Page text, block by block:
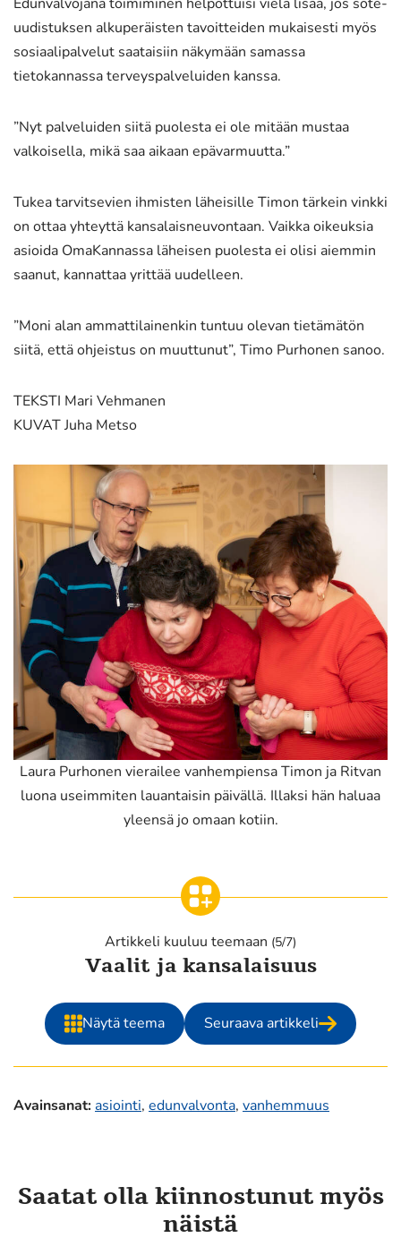
uudistuksen alkuperäisten tavoitteiden mukaisesti myös
sosiaalipalvelut saataisiin näkymään samassa
tietokannassa terveyspalveluiden kanssa.
”Nyt palveluiden siitä puolesta ei ole mitään mustaa
valkoisella, mikä saa aikaan epävarmuutta.”
Tukea tarvitsevien ihmisten läheisille Timon tärkein vinkki
on ottaa yhteyttä kansalaisneuvontaan. Vaikka oikeuksia
asioida OmaKannassa läheisen puolesta ei olisi aiemmin
saanut, kannattaa yrittää uudelleen.
”Moni alan ammattilainenkin tuntuu olevan tietämätön
siitä, että ohjeistus on muuttunut”, Timo Purhonen sanoo.
TEKSTI Mari Vehmanen
KUVAT Juha Metso
Laura Purhonen vierailee vanhempiensa Timon ja Ritvan
luona useimmiten lauantaisin päivällä. Illaksi hän haluaa
yleensä jo omaan kotiin.
Artikkeli kuuluu teemaan (5/7)
Vaalit ja kansalaisuus
Näytä teema Seuraava artikkeli
Avainsanat:asiointi, edunvalvonta, vanhemmuus
Saatat olla kiinnostunut myös
näistä